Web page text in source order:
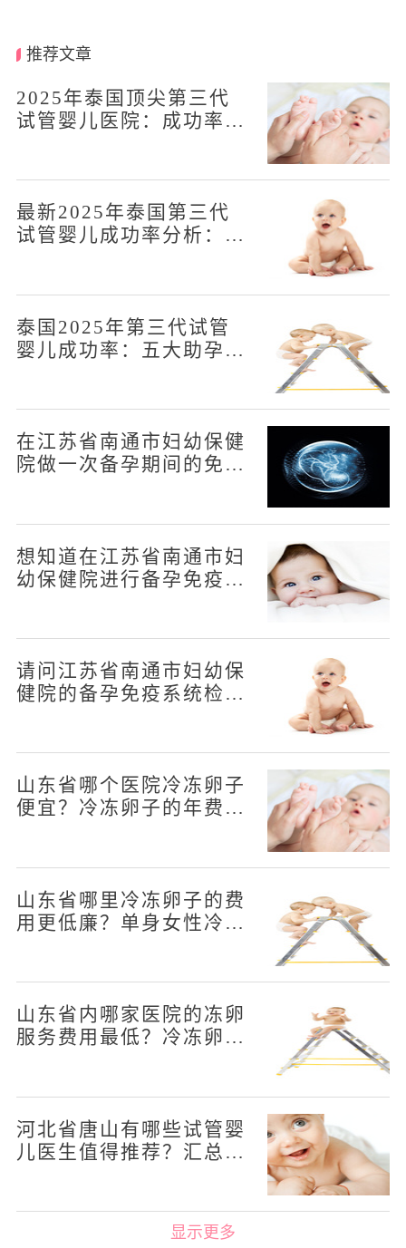
推荐文章
2025年泰国顶尖第三代
试管婴儿医院：成功率排
最新2025年泰国第三代
试管婴儿成功率分析：五
泰国2025年第三代试管
婴儿成功率：五大助孕机
在江苏省南通市妇幼保健
院做一次备孕期间的免疫
想知道在江苏省南通市妇
幼保健院进行备孕免疫系
请问江苏省南通市妇幼保
健院的备孕免疫系统检查
山东省哪个医院冷冻卵子
便宜？冷冻卵子的年费用
山东省哪里冷冻卵子的费
用更低廉？单身女性冷冻
山东省内哪家医院的冻卵
服务费用最低？冷冻卵子
河北省唐山有哪些试管婴
儿医生值得推荐？汇总四
显示更多